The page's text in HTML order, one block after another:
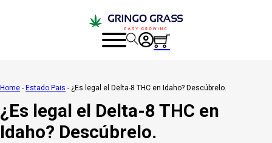
Home - Estado Pais - ¿Es legal el Delta-8 THC en Idaho? Descúbrelo.
¿Es legal el Delta-8 THC en
Idaho? Descúbrelo.